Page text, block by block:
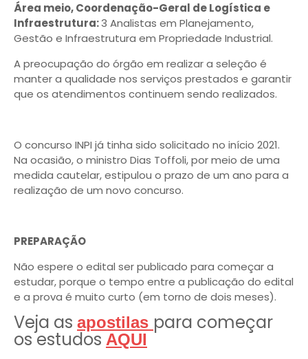
Área meio, Coordenação-Geral de Logística e
Infraestrutura:3 Analistas em Planejamento,
Gestão e Infraestrutura em Propriedade Industrial.
A preocupação do órgão em realizar a seleção é
manter a qualidade nos serviços prestados e garantir
que os atendimentos continuem sendo realizados.
O concurso INPI já tinha sido solicitado no início 2021.
Na ocasião, o ministro Dias Toffoli, por meio de uma
medida cautelar, estipulou o prazo de um ano para a
realização de um novo concurso.
PREPARAÇÃO
Não espere o edital ser publicado para começar a
estudar, porque o tempo entre a publicação do edital
e a prova é muito curto (em torno de dois meses).
Veja as apostilas para começar
os estudos AQUI